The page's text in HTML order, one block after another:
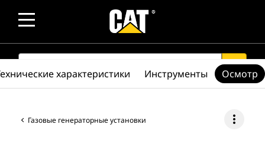
SEARCH search
Газовые генераторные установки more_vert
характеристики Инструменты Осмотр